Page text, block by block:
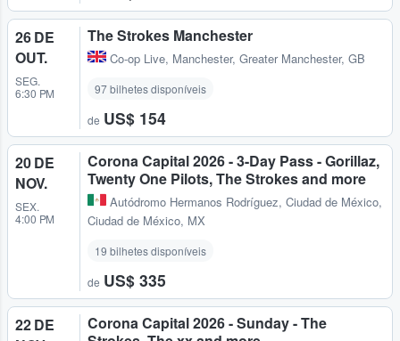
26 DE
OUT.
SEG.
6:30 PM
The Strokes Manchester
Co-op Live, Manchester, Greater Manchester, GB
97 bilhetes disponíveis
de US$ 154
20 DE
NOV.
SEX.
4:00 PM
Corona Capital 2026 - 3-Day Pass - Gorillaz,
Twenty One Pilots, The Strokes and more
Autódromo Hermanos Rodríguez, Ciudad de México,
Ciudad de México, MX
19 bilhetes disponíveis
de US$ 335
22 DE
Corona Capital 2026 - Sunday - The